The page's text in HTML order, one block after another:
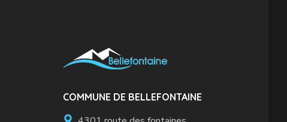
COMMUNE DE BELLEFONTAINE